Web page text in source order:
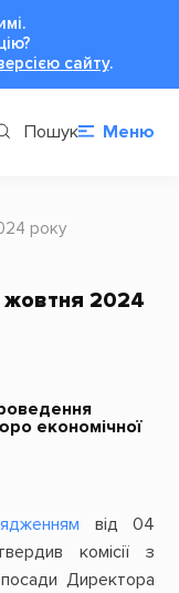
сайту.
Пошук Меню
року
жовтня 2024
економічної
від 04
комісії з
Директора